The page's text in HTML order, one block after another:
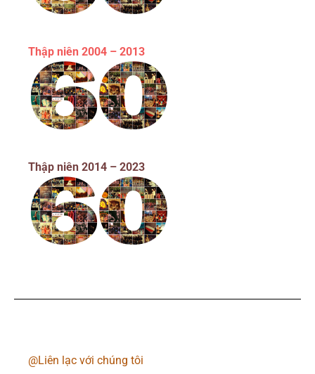
Thập niên 2004 – 2013
Thập niên 2014 – 2023
@Liên lạc với chúng tôi